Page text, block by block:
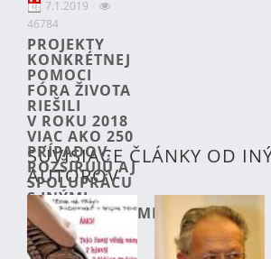
7.1.2019
46784
PROJEKTY
KONKRÉTNEJ
POMOCI
FÓRA ŽIVOTA
RIEŠILI
V ROKU 2018
VIAC AKO 250
PRÍPADOV.
ROZŠIRUJÚ AJ
SPOLUPRÁCU
S INÝMI
ORGANIZÁCIAMI
SÚVISIACE ČLÁNKY OD
AUTOROV